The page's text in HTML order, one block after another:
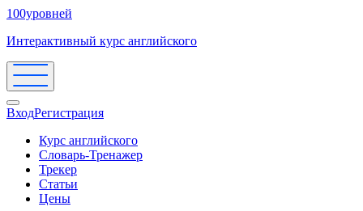
100уровней
Интерактивный курс английского
ВходРегистрация
Курс английского
Словарь-Тренажер
Трекер
Статьи
Цены